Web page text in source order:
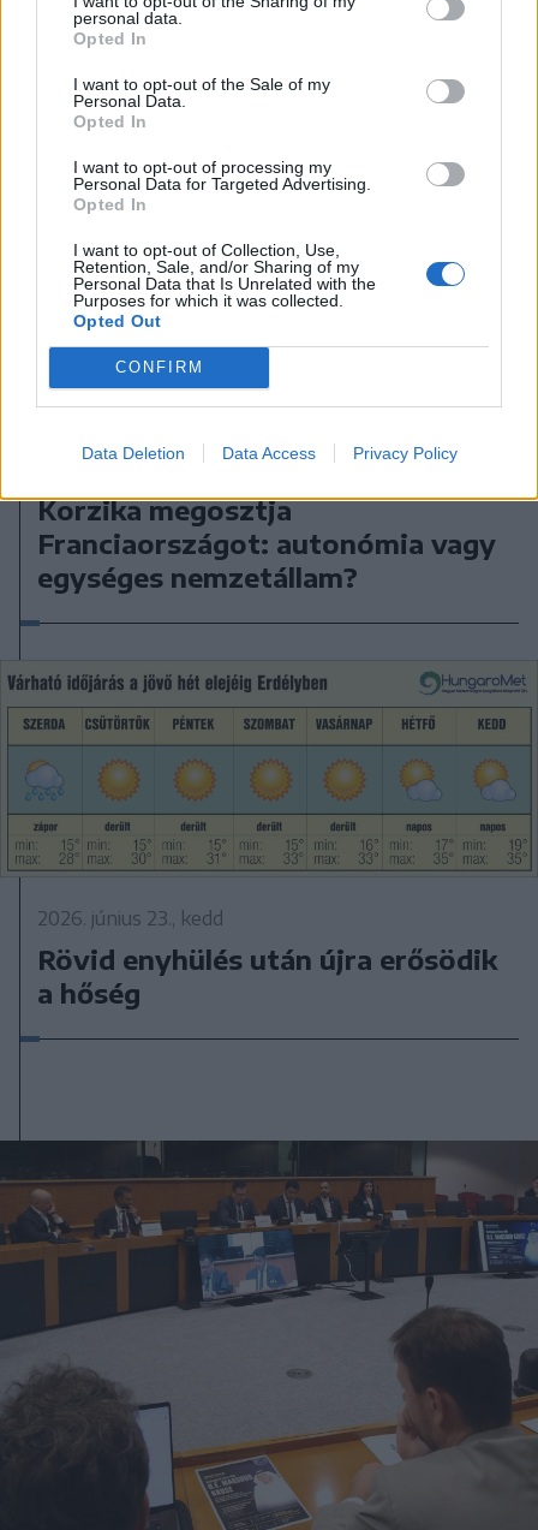
personal data.
Opted In
I want to opt-out of the Sale of my
Personal Data.
Opted In
I want to opt-out of processing my
Personal Data for Targeted Advertising.
Opted In
I want to opt-out of Collection, Use,
Retention, Sale, and/or Sharing of my
Personal Data that Is Unrelated with the
Purposes for which it was collected.
Opted Out
CONFIRM
Data Deletion Data Access Privacy Policy
2026. június 27., szombat
Korzika megosztja
Franciaországot: autonómia vagy
egységes nemzetállam?
2026. június 23., kedd
Rövid enyhülés után újra erősödik
a hőség